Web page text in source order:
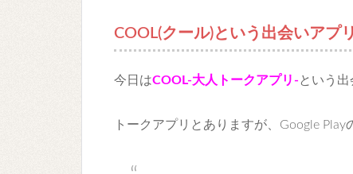
COOL(クール)という出会いアプ
今日はCOOL-大人トークアプリ- という
トークアプリとありますが、Google Play